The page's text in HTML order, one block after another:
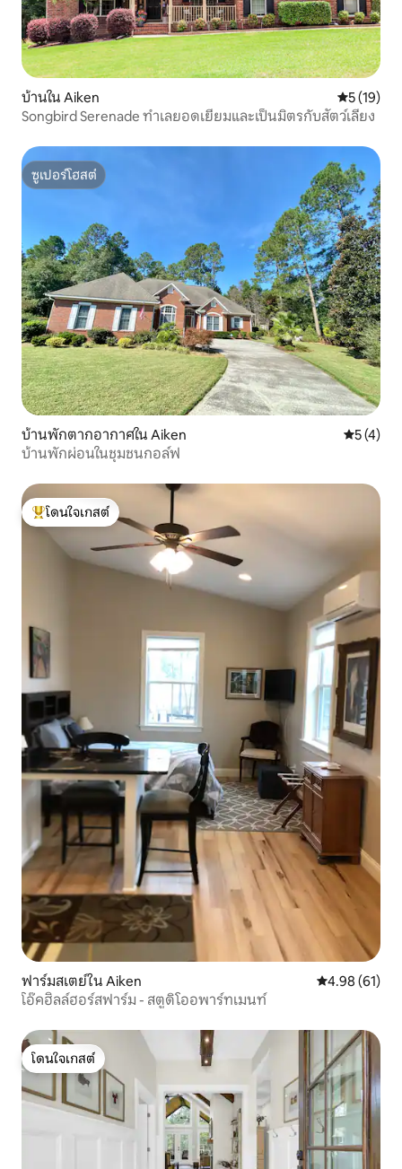
บ้านใน Aiken คะแนนเฉลี่
5 (19)
Songbird Serenade ทำเลยอดเยี่ยมและเป็นมิตรกับสัตว์เลี้ยง
ซูเปอร์โฮสต์
ซูเปอร์โฮสต์
บ้านพักตากอากาศใน Aiken คะแนนเฉ
5 (4)
บ้านพักผ่อนในชุมชนกอล์ฟ
โดนใจเกสต์ที่สุด
โดนใจเกสต์
ฟาร์มสเตย์ใน Aiken คะแนนเฉลี่ย
4.98 (61)
โอ๊คฮิลล์ฮอร์สฟาร์ม - สตูดิโออพาร์ทเมนท์
โดนใจเกสต์
โดนใจเกสต์